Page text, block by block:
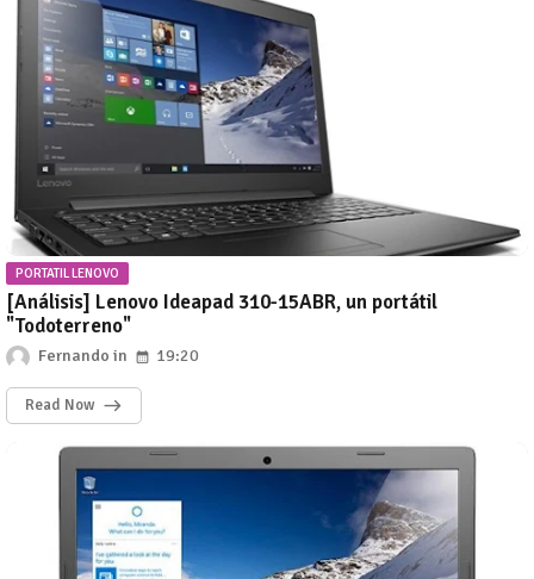
PORTATIL LENOVO
[Análisis] Lenovo Ideapad 310-15ABR, un portátil
"Todoterreno"
Fernando 19:20
Read Now